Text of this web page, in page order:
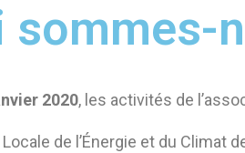
sommes-
2020, les activités de
Locale de l’Énergie et du Climat